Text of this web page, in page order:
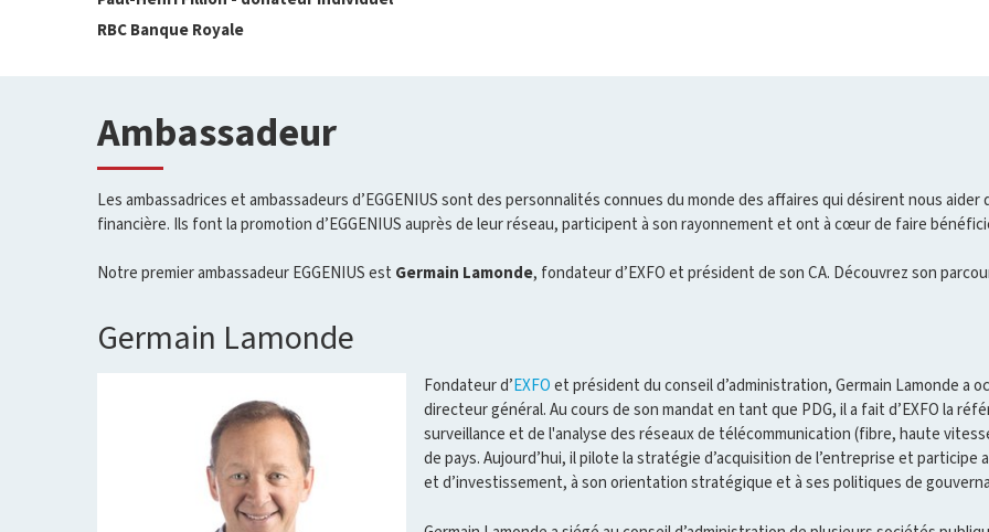
RBC Banque Royale
Ambassadeur
Les ambassadrices et ambassadeurs d’EGGENIUS sont des personnalités connues du monde des affaires qui désirent nous
financière. Ils font la promotion d’EGGENIUS auprès de leur réseau, participent à son rayonnement et ont à cœur de faire
Notre premier ambassadeur EGGENIUS est Germain Lamonde, fondateur d’EXFO et président de son CA. Découvrez son
Germain Lamonde
Fondateur d’EXFO et président du conseil d’administration, Germain Lamonde a
directeur général. Au cours de son mandat en tant que PDG, il a fait d’EXFO la
surveillance et de l'analyse des réseaux de télécommunication (fibre, haute
de pays. Aujourd’hui, il pilote la stratégie d’acquisition de l’entreprise et
et d’investissement, à son orientation stratégique et à ses politiques de